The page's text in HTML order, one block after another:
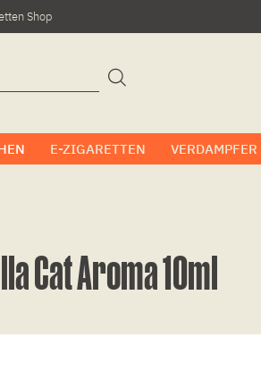
Shop
E-ZIGARETTEN VERDAMPFER
Cat Aroma 10ml